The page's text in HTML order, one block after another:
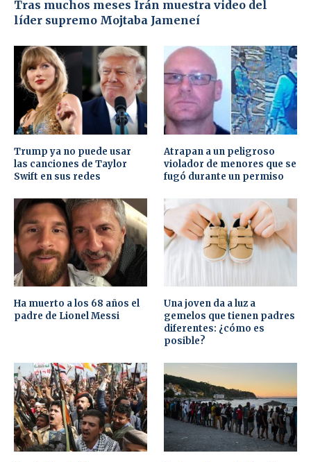
Tras muchos meses Irán muestra video del
líder supremo Mojtaba Jameneí
Trump ya no puede usar
las canciones de Taylor
Swift en sus redes
Atrapan a un peligroso
violador de menores que se
fugó durante un permiso
Ha muerto a los 68 años el
padre de Lionel Messi
Una joven da a luz a
gemelos que tienen padres
diferentes: ¿cómo es
posible?